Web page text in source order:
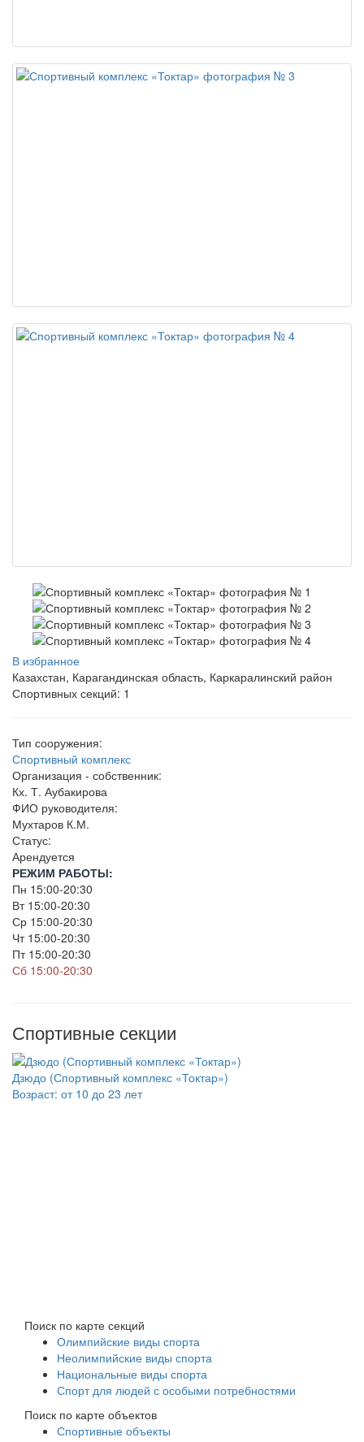
В избранное
Казахстан, Карагандинская область, Каркаралинский район
Спортивных секций: 1
Тип сооружения:
Спортивный комплекс
Организация - собственник:
Кх. Т. Аубакирова
ФИО руководителя:
Мухтаров К.М.
Статус:
Арендуется
РЕЖИМ РАБОТЫ:
Пн 15:00-20:30
Вт 15:00-20:30
Ср 15:00-20:30
Чт 15:00-20:30
Пт 15:00-20:30
Сб 15:00-20:30
Спортивные секции
Дзюдо (Спортивный комплекс «Токтар»)
Возраст: от 10 до 23 лет
Поиск по карте секций
Олимпийские виды спорта
Неолимпийские виды спорта
Национальные виды спорта
Спорт для людей с особыми потребностями
Поиск по карте объектов
Спортивные объекты